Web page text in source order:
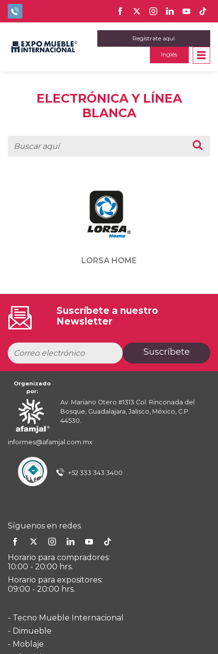
Regístrate aquí
Inglés
ELECTRÓNICA Y LÍNEA
BLANCA
LORSA HOME
Suscríbete a nuestro
Newsletter
Suscríbete
Organizado
por:
Av. Mariano Otero #1313 Col. Rinconada del
Bosque, Guadalajara, Jalisco, México, C.P.
44530.
informes@afamjal.com.mx
+52 333 343 3400
Síguenos en redes
Horario para compradores:
10:00 - 20:00 hrs.
Horario para expositores:
09:00 - 20:00 hrs.
- Tecno Mueble Internacional
- Dimueble
- Moblaje